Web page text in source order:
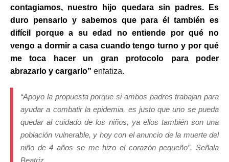
contagiamos, nuestro hijo quedara sin padres. Es
duro pensarlo y sabemos que para él también es
difícil porque a su edad no entiende por qué no
vengo a dormir a casa cuando tengo turno y por qué
me toca hacer un gran protocolo para poder
abrazarlo y cargarlo” enfatiza.
“Apoyo la propuesta porque si ambos padres trabajan para
ayudar a combatir la epidemia, es justo que uno se pueda
quedar al cuidado de los niños, ya ellos también son una
población vulnerable, y hoy con el anuncio de la muerte del
niño de 4 años se me hizo el corazón pequeño”. Señala